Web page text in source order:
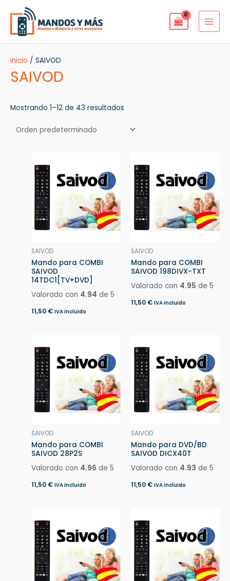
contenido
Inicio / SAIVOD
SAIVOD
Mostrando 1–12 de 43 resultados
SAIVOD
Mando para COMBI
SAIVOD
14TDC1[TV+DVD]
Valorado con 4.94 de 5
11,50 € IVA incluido
SAIVOD
Mando para COMBI
SAIVOD 198DIVX-TXT
Valorado con 4.95 de 5
11,50 € IVA incluido
SAIVOD
Mando para COMBI
SAIVOD 28P2S
Valorado con 4.96 de 5
11,50 € IVA incluido
SAIVOD
Mando para DVD/BD
SAIVOD DICX40T
Valorado con 4.93 de 5
11,50 € IVA incluido